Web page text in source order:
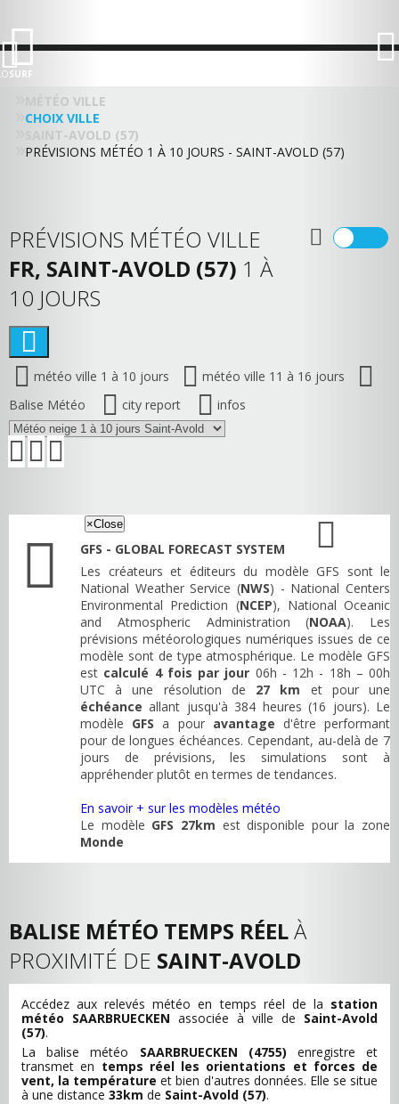
SURF
MÉTÉO VILLE
CHOIX VILLE
SAINT-AVOLD (57)
PRÉVISIONS MÉTÉO 1 À 10 JOURS - SAINT-AVOLD (57)
PRÉVISIONS MÉTÉO VILLE
FR, SAINT-AVOLD (57) 1 À
10 JOURS
météo ville 1 à 10 jours
météo ville 11 à 16 jours
Balise Météo
city report infos
×Close
GFS - GLOBAL FORECAST SYSTEM
Les créateurs et éditeurs du modèle GFS sont le
National Weather Service (NWS) - National Centers
Environmental Prediction (NCEP), National Oceanic
and Atmospheric Administration (NOAA). Les
prévisions météorologiques numériques issues de ce
modèle sont de type atmosphérique. Le modèle GFS
est calculé 4 fois par jour 06h - 12h - 18h – 00h
UTC à une résolution de 27 km et pour une
échéance allant jusqu'à 384 heures (16 jours). Le
modèle GFS a pour avantage d'être performant
pour de longues échéances. Cependant, au-delà de 7
jours de prévisions, les simulations sont à
appréhender plutôt en termes de tendances.
En savoir + sur les modèles météo
Le modèle GFS 27km est disponible pour la zone
Monde
BALISE MÉTÉO TEMPS RÉELÀ
PROXIMITÉ DE SAINT-AVOLD
Accédez aux relevés météo en temps réel de la station
météo SAARBRUECKEN associée à ville de Saint-Avold
(57).
La balise météo SAARBRUECKEN (4755) enregistre et
transmet en temps réel les orientations et forces de
vent, la température et bien d'autres données. Elle se situe
à une distance 33km de Saint-Avold (57).